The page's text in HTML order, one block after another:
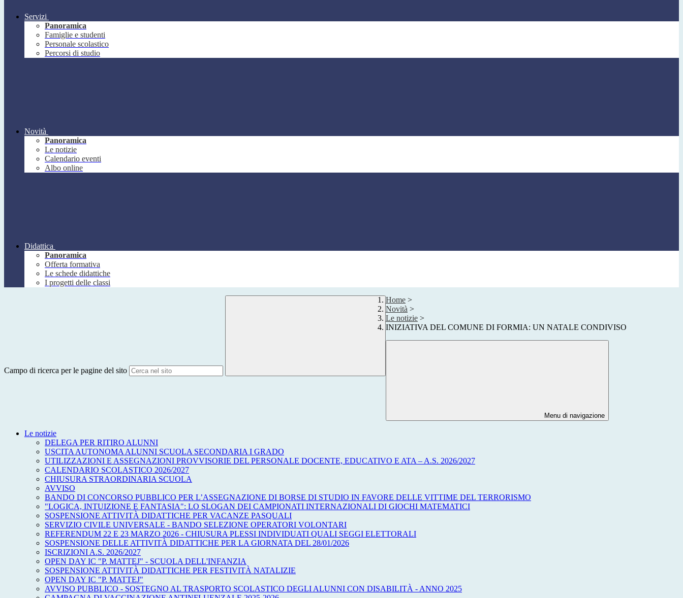
Servizi
Panoramica
Famiglie e studenti
Personale scolastico
Percorsi di studio
Novità
Panoramica
Le notizie
Calendario eventi
Albo online
Didattica
Panoramica
Offerta formativa
Le schede didattiche
I progetti delle classi
Campo di ricerca per le pagine del sito
Home >
Novità >
Le notizie >
INIZIATIVA DEL COMUNE DI FORMIA: UN NATALE CONDIVISO
Menu di navigazione
Le notizie
DELEGA PER RITIRO ALUNNI
USCITA AUTONOMA ALUNNI SCUOLA SECONDARIA I GRADO
UTILIZZAZIONI E ASSEGNAZIONI PROVVISORIE DEL PERSONALE DOCENTE, EDUCATIVO E ATA – A.S. 2026/2027
CALENDARIO SCOLASTICO 2026/2027
CHIUSURA STRAORDINARIA SCUOLA
AVVISO
BANDO DI CONCORSO PUBBLICO PER L’ASSEGNAZIONE DI BORSE DI STUDIO IN FAVORE DELLE VITTIME DEL TERRORISMO
"LOGICA, INTUIZIONE E FANTASIA": LO SLOGAN DEI CAMPIONATI INTERNAZIONALI DI GIOCHI MATEMATICI
SOSPENSIONE ATTIVITÀ DIDATTICHE PER VACANZE PASQUALI
SERVIZIO CIVILE UNIVERSALE - BANDO SELEZIONE OPERATORI VOLONTARI
REFERENDUM 22 E 23 MARZO 2026 - CHIUSURA PLESSI INDIVIDUATI QUALI SEGGI ELETTORALI
SOSPENSIONE DELLE ATTIVITÀ DIDATTICHE PER LA GIORNATA DEL 28/01/2026
ISCRIZIONI A.S. 2026/2027
OPEN DAY IC "P. MATTEJ" - SCUOLA DELL'INFANZIA
SOSPENSIONE ATTIVITÀ DIDATTICHE PER FESTIVITÀ NATALIZIE
OPEN DAY IC "P. MATTEJ"
AVVISO PUBBLICO - SOSTEGNO AL TRASPORTO SCOLASTICO DEGLI ALUNNI CON DISABILITÀ - ANNO 2025